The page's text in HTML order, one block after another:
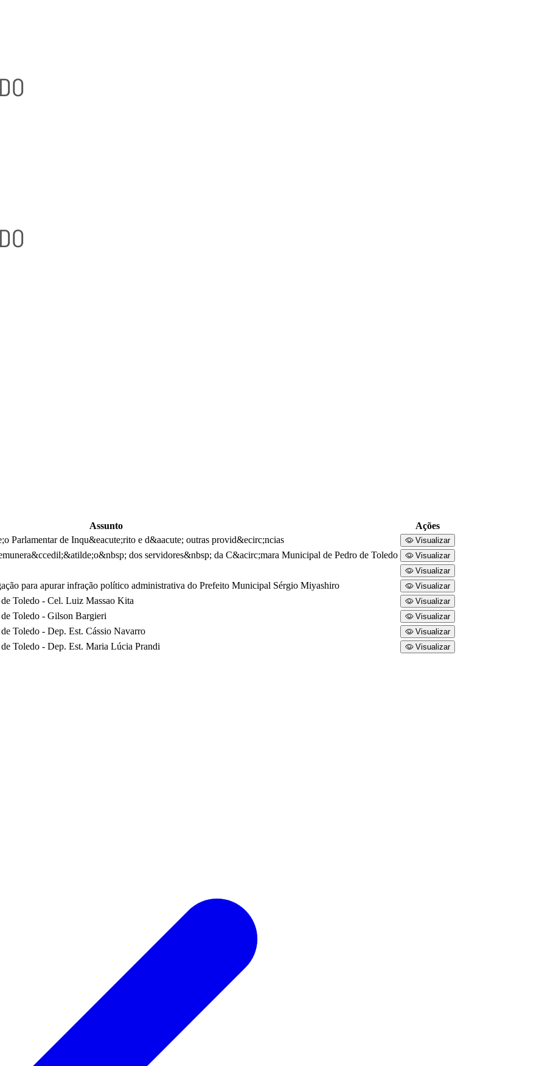
Assunto
Ações
Parlamentar de Inqu&eacute;rito e d&aacute; outras provid&ecirc;ncias Visualizar
dos servidores&nbsp; da C&acirc;mara Municipal de Pedro de Toledo Visualizar
Visualizar
para apurar infração político administrativa do Prefeito Municipal Sérgio Miyashiro Visualizar
Toledo - Cel. Luiz Massao Kita Visualizar
Toledo - Gilson Bargieri Visualizar
Toledo - Dep. Est. Cássio Navarro Visualizar
Toledo - Dep. Est. Maria Lúcia Prandi Visualizar